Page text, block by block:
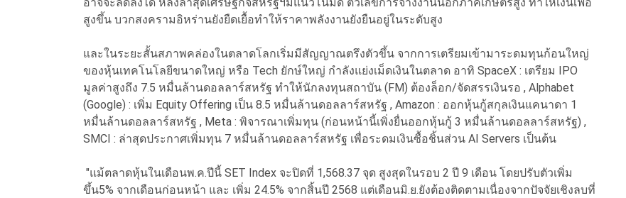
สูงขึ้น บวกสงครามอิหร่านยังยืดเยื้อทำให้ราคาพลังงานยังยืนอยู่ในระดับสูง
และในระยะสั้นสภาพคล่องในตลาดโลกเริ่มมีสัญญาณตรึงตัวขึ้น จากการเตรียมเข้ามาระดมทุนก้อนใหญ่
ของหุ้นเทคโนโลยีขนาดใหญ่ หรือ Tech ยักษ์ใหญ่ กำลังแย่งเม็ดเงินในตลาด อาทิ SpaceX : เตรียม IPO
มูลค่าสูงถึง 7.5 หมื่นล้านดอลลาร์สหรัฐ ทำให้นักลงทุนสถาบัน (FM) ต้องล็อก/จัดสรรเงินรอ , Alphabet
(Google) : เพิ่ม Equity Offering เป็น 8.5 หมื่นล้านดอลลาร์สหรัฐ , Amazon : ออกหุ้นกู้สกุลเงินแคนาดา 1
หมื่นล้านดอลลาร์สหรัฐ , Meta : พิจารณาเพิ่มทุน (ก่อนหน้านี้เพิ่งยื่นออกหุ้นกู้ 3 หมื่นล้านดอลลาร์สหรัฐ) ,
SMCI : ล่าสุดประกาศเพิ่มทุน 7 หมื่นล้านดอลลาร์สหรัฐ เพื่อระดมเงินซื้อชิ้นส่วน AI Servers เป็นต้น
"แม้ตลาดหุ้นในเดือนพ.ค.ปีนี้ SET Index จะปิดที่ 1,568.37 จุด สูงสุดในรอบ 2 ปี 9 เดือน โดยปรับตัวเพิ่ม
ขึ้น5% จากเดือนก่อนหน้า และ เพิ่ม 24.5% จากสิ้นปี 2568 แต่เดือนมิ.ย.ยังต้องติดตามเนื่องจากปัจจัยเชิงลบที่